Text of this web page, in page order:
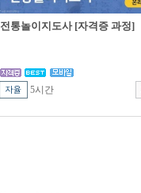
전통놀이지도사 [자격증 과정]
5시간